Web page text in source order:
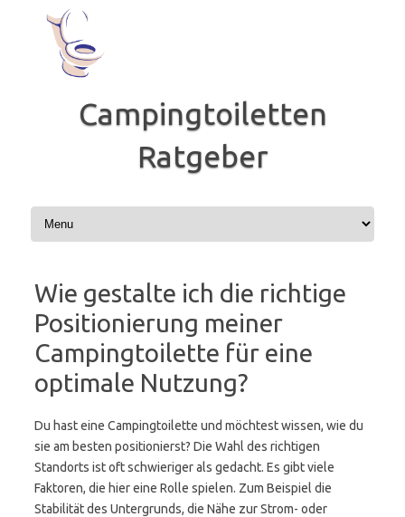
Inhalt
springen
Campingtoiletten
Ratgeber
Wie gestalte ich die richtige
Positionierung meiner
Campingtoilette für eine
optimale Nutzung?
Du hast eine Campingtoilette und möchtest wissen, wie du
sie am besten positionierst? Die Wahl des richtigen
Standorts ist oft schwieriger als gedacht. Es gibt viele
Faktoren, die hier eine Rolle spielen. Zum Beispiel die
Stabilität des Untergrunds, die Nähe zur Strom- oder